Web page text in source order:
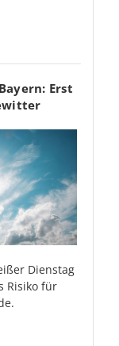
Erst
Dienstag
Risiko für